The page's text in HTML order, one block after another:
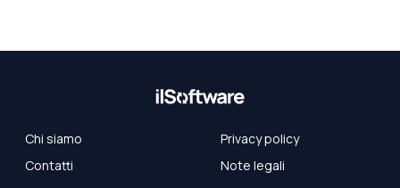
Chi siamo
Contatti
Privacy policy
Note legali